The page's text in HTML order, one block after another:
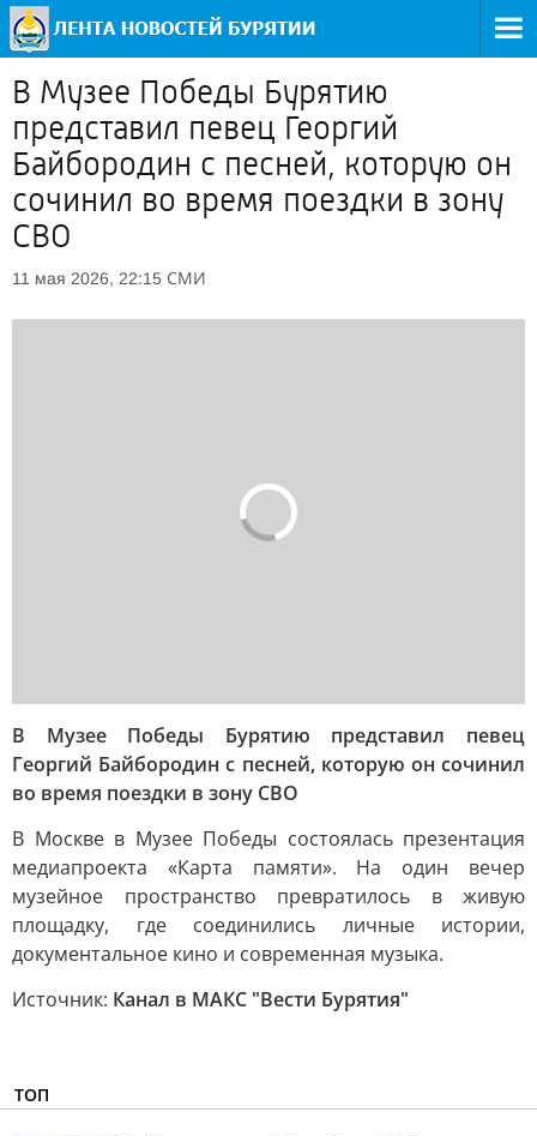
В Музее Победы Бурятию
представил певец Георгий
Байбородин с песней, которую он
сочинил во время поездки в зону
СВО
11 мая 2026, 22:15 СМИ
В Музее Победы Бурятию представил певец
Георгий Байбородин с песней, которую он сочинил
во время поездки в зону СВО
В Москве в Музее Победы состоялась презентация
медиапроекта «Карта памяти». На один вечер
музейное пространство превратилось в живую
площадку, где соединились личные истории,
документальное кино и современная музыка.
Источник: Канал в МАКС "Вести Бурятия"
ТОП